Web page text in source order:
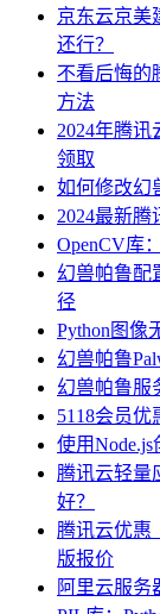
京东云京美
还行？
不看后悔的
方法
2024年腾
领取
如何修改幻
2024最新腾
OpenCV库
幻兽帕鲁配
径
Python图像
幻兽帕鲁
幻兽帕鲁服
5118会员优
使用
腾讯云轻量
好？
腾讯云优惠
版报价
阿里云服务